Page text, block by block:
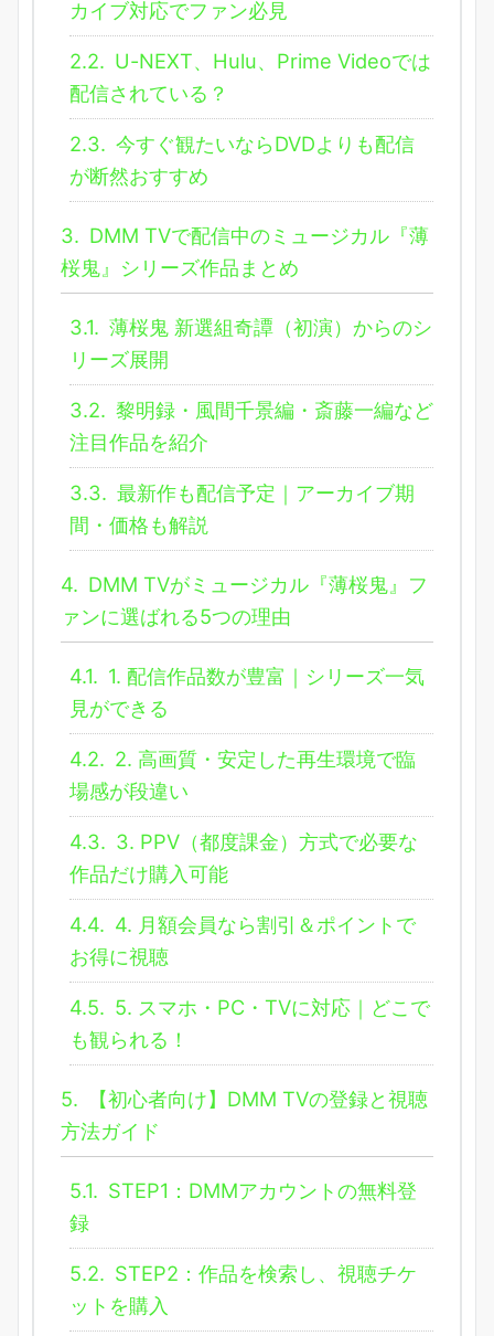
カイブ対応でファン必見
2.2. U-NEXT、Hulu、Prime Videoでは
配信されている？
2.3. 今すぐ観たいならDVDよりも配信
が断然おすすめ
3. DMM TVで配信中のミュージカル『薄
桜鬼』シリーズ作品まとめ
3.1. 薄桜鬼 新選組奇譚（初演）からのシ
リーズ展開
3.2. 黎明録・風間千景編・斎藤一編など
注目作品を紹介
3.3. 最新作も配信予定｜アーカイブ期
間・価格も解説
4. DMM TVがミュージカル『薄桜鬼』フ
ァンに選ばれる5つの理由
4.1. 1. 配信作品数が豊富｜シリーズ一気
見ができる
4.2. 2. 高画質・安定した再生環境で臨
場感が段違い
4.3. 3. PPV（都度課金）方式で必要な
作品だけ購入可能
4.4. 4. 月額会員なら割引＆ポイントで
お得に視聴
4.5. 5. スマホ・PC・TVに対応｜どこで
も観られる！
5.
【初心者向け】DMM TVの登録と視聴
方法ガイド
5.1. STEP1：DMMアカウントの無料登
録
5.2. STEP2：作品を検索し、視聴チケ
ットを購入